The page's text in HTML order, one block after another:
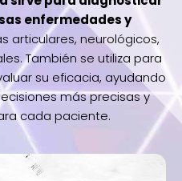
enfermedades y
articulares, neurológicos,
También se utiliza para
su eficacia, ayudando
más precisas y
cada paciente.